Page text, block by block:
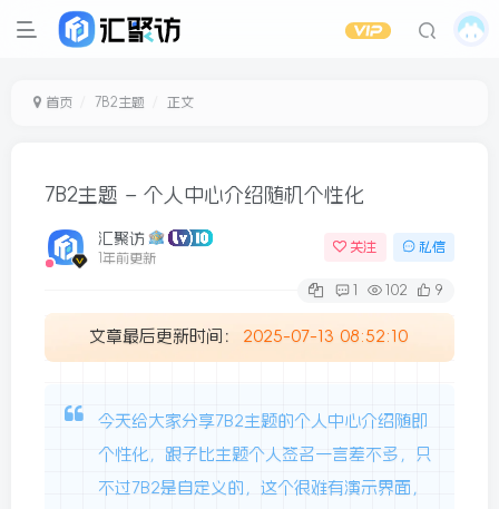
首页 7B2主题 正文
7B2主题 – 个人中心介绍随机个性化
汇聚访
1年前更新
关注 私信
1 102 9
文章最后更新时间： 2025-07-13 08:52:10
今天给大家分享7B2主题的个人中心介绍随即
个性化，跟子比主题个人签名一言差不多，只
不过7B2是自定义的，这个很难有演示界面，